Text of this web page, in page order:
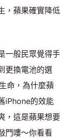
，蘋果確實降低
一般民眾覺得手
更換電池的選
命，為什麼蘋
iPhone的效能
，這是蘋果想要
門嘍～你看看